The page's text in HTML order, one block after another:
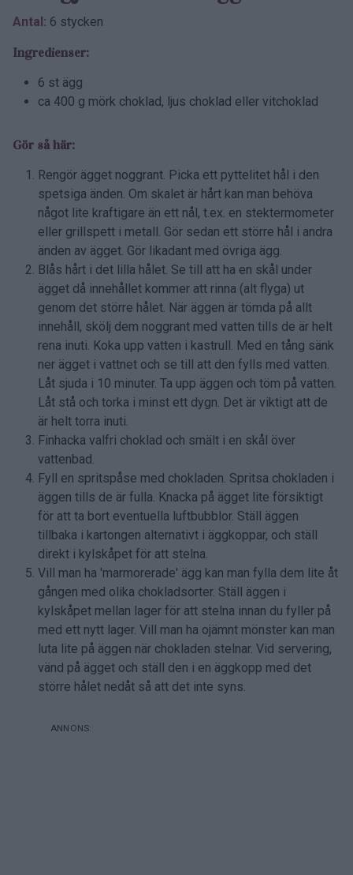
Antal: 6 stycken
Ingredienser:
6 st ägg
ca 400 g mörk choklad, ljus choklad eller vitchoklad
Gör så här:
Rengör ägget noggrant. Picka ett pyttelitet hål i den
spetsiga änden. Om skalet är hårt kan man behöva
något lite kraftigare än ett nål, t.ex. en stektermometer
eller grillspett i metall. Gör sedan ett större hål i andra
änden av ägget. Gör likadant med övriga ägg.
Blås hårt i det lilla hålet. Se till att ha en skål under
ägget då innehållet kommer att rinna (alt flyga) ut
genom det större hålet. När äggen är tömda på allt
innehåll, skölj dem noggrant med vatten tills de är helt
rena inuti. Koka upp vatten i kastrull. Med en tång sänk
ner ägget i vattnet och se till att den fylls med vatten.
Låt sjuda i 10 minuter. Ta upp äggen och töm på vatten.
Låt stå och torka i minst ett dygn. Det är viktigt att de
är helt torra inuti.
Finhacka valfri choklad och smält i en skål över
vattenbad.
Fyll en spritspåse med chokladen. Spritsa chokladen i
äggen tills de är fulla. Knacka på ägget lite försiktigt
för att ta bort eventuella luftbubblor. Ställ äggen
tillbaka i kartongen alternativt i äggkoppar, och ställ
direkt i kylskåpet för att stelna.
Vill man ha 'marmorerade' ägg kan man fylla dem lite åt
gången med olika chokladsorter. Ställ äggen i
kylskåpet mellan lager för att stelna innan du fyller på
med ett nytt lager. Vill man ha ojämnt mönster kan man
luta lite på äggen när chokladen stelnar. Vid servering,
vänd på ägget och ställ den i en äggkopp med det
större hålet nedåt så att det inte syns.